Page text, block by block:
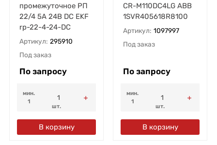
промежуточное РП
22/4 5А 24В DC EKF
rp-22-4-24-DC
Артикул: 295910
Под заказ
По запросу
мин.
1
шт.
В корзину
CR-M110DC4LG ABB
1SVR405618R8100
Артикул: 1097997
Под заказ
По запросу
мин.
1
шт.
В корзину